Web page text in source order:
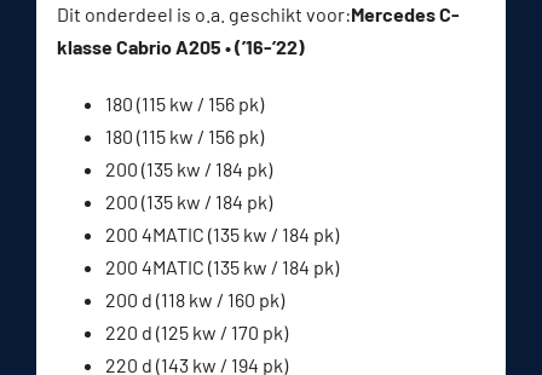
Dit onderdeel is o.a. geschikt voor:Mercedes C-
klasse Cabrio A205 • (’16-’22)
180 (115 kw / 156 pk)
180 (115 kw / 156 pk)
200 (135 kw / 184 pk)
200 (135 kw / 184 pk)
200 4MATIC (135 kw / 184 pk)
200 4MATIC (135 kw / 184 pk)
200 d (118 kw / 160 pk)
220 d (125 kw / 170 pk)
220 d (143 kw / 194 pk)